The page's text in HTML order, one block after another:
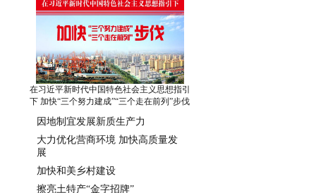
在习近平新时代中国特色社会主义思想指引
下 加快“三个努力建成”“三个走在前列”步伐
因地制宜发展新质生产力
大力优化营商环境 加快高质量发
展
加快和美乡村建设
擦亮土特产“金字招牌”